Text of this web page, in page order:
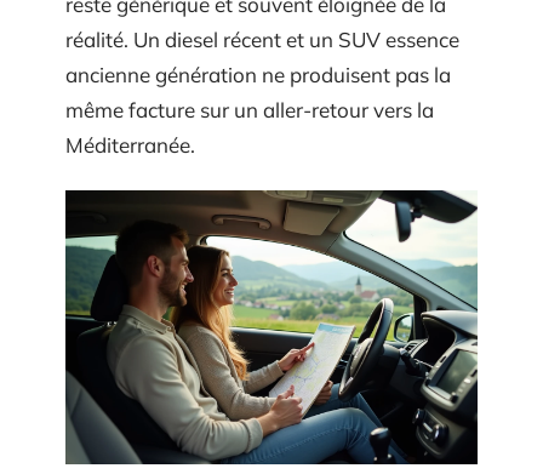
réalité. Un diesel récent et un SUV essence
ancienne génération ne produisent pas la
même facture sur un aller-retour vers la
Méditerranée.